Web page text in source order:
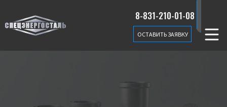
8-831-210-01-08
ОСТАВИТЬ ЗАЯВКУ